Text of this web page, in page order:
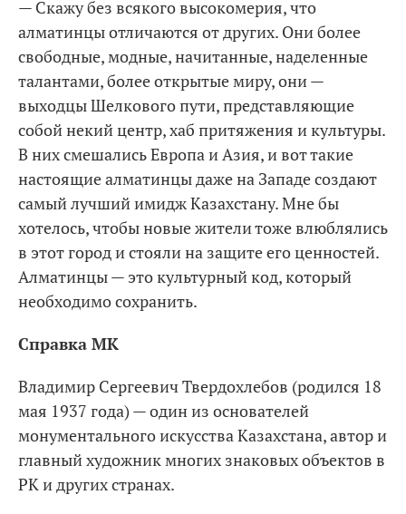
— Скажу без всякого высокомерия, что
алматинцы отличаются от других. Они более
свободные, модные, начитанные, наделенные
талантами, более открытые миру, они —
выходцы Шелкового пути, представляющие
собой некий центр, хаб притяжения и культуры.
В них смешались Европа и Азия, и вот такие
настоящие алматинцы даже на Западе создают
самый лучший имидж Казахстану. Мне бы
хотелось, чтобы новые жители тоже влюблялись
в этот город и стояли на защите его ценностей.
Алматинцы — это культурный код, который
необходимо сохранить.
Справка МК
Владимир Сергеевич Твердохлебов (родился 18
мая 1937 года) — один из основателей
монументального искусства Казахстана, автор и
главный художник многих знаковых объектов в
РК и других странах.